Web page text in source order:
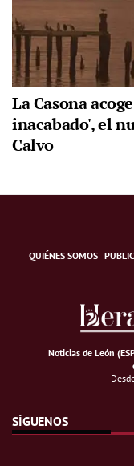
La Casona
inacabado', el
Calvo
QUIÉNES SOMOS
Noticias de León
SÍGUENOS